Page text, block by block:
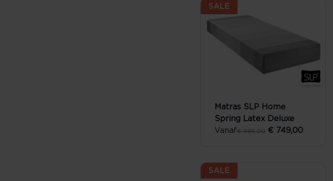
SALE
Matras SLP Home
Spring Latex Deluxe
Vanaf€ 999,00 € 749,00
SALE